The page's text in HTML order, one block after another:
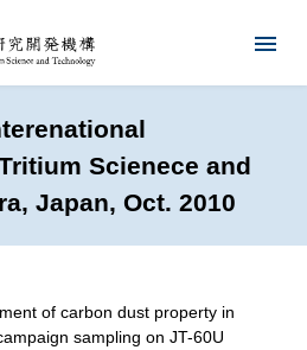
Scienece and
Japan, Oct. 2010
of carbon dust property in
sampling on JT-60U